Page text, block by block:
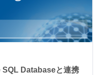
Databaseと連携